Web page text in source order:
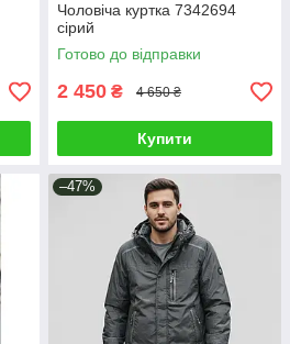
Чоловіча куртка 7342694
сірий
Готово до відправки
2 450 ₴ 4 650 ₴
Купити
–47%